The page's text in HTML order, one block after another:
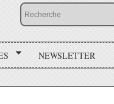
NEWSLETTER